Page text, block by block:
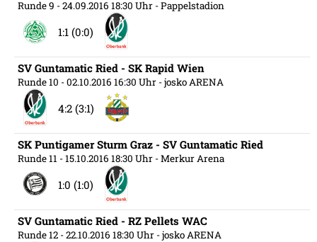
Runde 9 - 24.09.2016 18:30 Uhr - Pappelstadion
1:1 (0:0)
SV Guntamatic Ried - SK Rapid Wien
Runde 10 - 02.10.2016 16:30 Uhr - josko ARENA
4:2 (3:1)
SK Puntigamer Sturm Graz - SV Guntamatic Ried
Runde 11 - 15.10.2016 18:30 Uhr - Merkur Arena
1:0 (1:0)
SV Guntamatic Ried - RZ Pellets WAC
Runde 12 - 22.10.2016 18:30 Uhr - josko ARENA